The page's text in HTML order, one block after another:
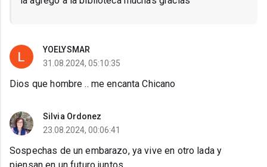
YOELYSMAR
31.08.2024, 05:10:35
Dios que hombre .. me encanta Chicano
Silvia Ordonez
23.08.2024, 00:06:41
Sospechas de un embarazo, ya vive en otro lada y